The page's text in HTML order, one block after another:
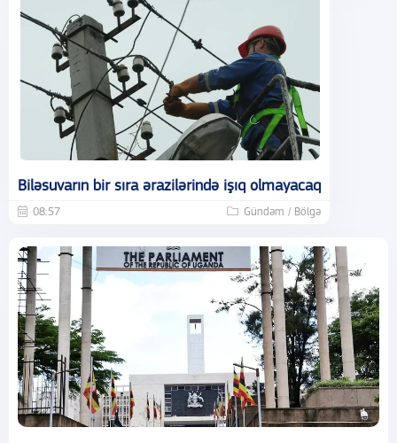
Biləsuvarın bir sıra ərazilərində işıq olmayacaq
08:57 Gündəm / Bölgə